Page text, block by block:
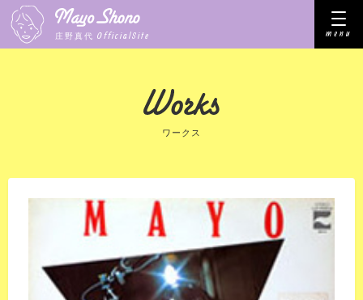
庄野真代 OfficialSite
ワークス
menu